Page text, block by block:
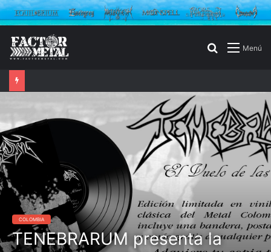
Menú
Buscar
COLOMBIA
TENEBRARUM presenta la